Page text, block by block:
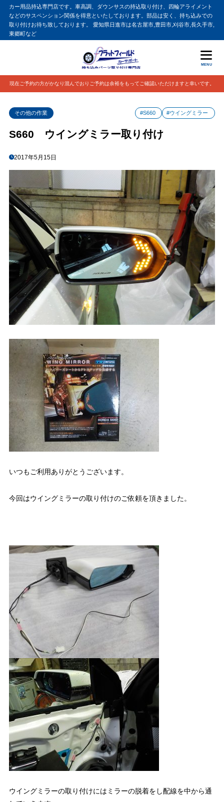
カー用品持込専門店です。車高調、ダウンサスの持込取り付け、四輪アライメント
などのサスペンション関係を得意といたしております。部品は安く、持ち込みでの
取り付けお待ち致しております。 愛知県日進市は名古屋市,豊田市,刈谷市,長久手市,
東郷町など
MENU
現在ご予約の方がかなり混んでおりご予約は余裕をもってご確認いただけますと幸いです。
その他の作業 #S660 #ウイングミラー
S660 ウイングミラー取り付け
2017年5月15日
いつもご利用ありがとうございます。
今回はウイングミラーの取り付けのご依頼を頂きました。
ウイングミラーの取り付けにはミラーの脱着をし配線を中から通